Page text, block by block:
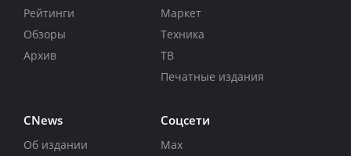
Рейтинги
Обзоры
Архив
Маркет
Техника
ТВ
Печатные издания
CNews
Об издании
Соцсети
Max